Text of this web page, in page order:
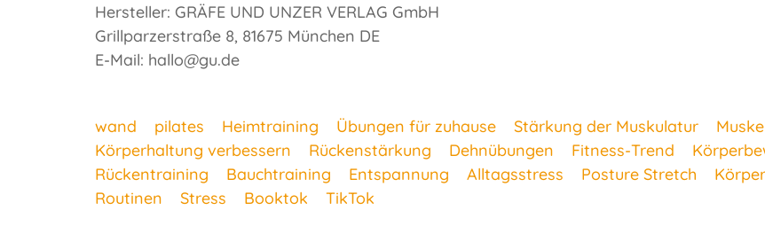
Hersteller: GRÄFE UND UNZER VERLAG GmbH
Grillparzerstraße 8, 81675 München DE
E-Mail: hallo@gu.de
wand pilates Heimtraining Übungen für zuhause Stärkung der Muskulatur
Körperhaltung verbessern
Rückenstärkung Dehnübungen Fitness-Trend
Rückentraining
Bauchtraining Entspannung Alltagsstress Posture Stretch
Routinen
Stress Booktok TikTok